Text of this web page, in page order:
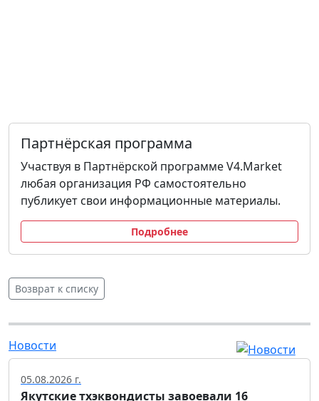
Партнёрская программа
Участвуя в Партнёрской программе V4.Market
любая организация РФ самостоятельно
публикует свои информационные материалы.
Подробнее
Возврат к списку
Новости
05.08.2026 г.
Якутские тхэквондисты завоевали 16